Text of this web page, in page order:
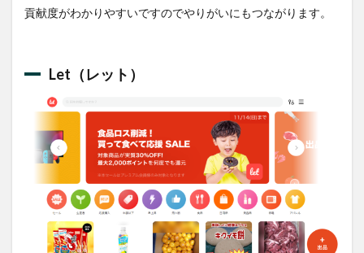
貢献度がわかりやすいですのでやりがいにもつながります。
Let（レット）